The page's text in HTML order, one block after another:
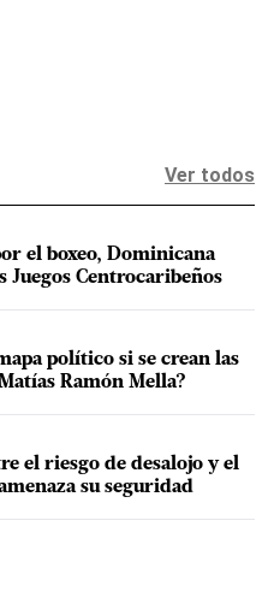
Ver todos
el boxeo, Dominicana
Juegos Centrocaribeños
político si se crean las
Ramón Mella?
el riesgo de desalojo y el
su seguridad